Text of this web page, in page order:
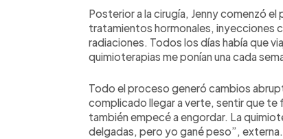
Posterior a la cirugía, Jenny comenzó
tratamientos hormonales, inyecciones
radiaciones. Todos los días había que
quimioterapias me ponían una cada
Todo el proceso generó cambios
complicado llegar a verte, sentir que te
también empecé a engordar. La
delgadas, pero yo gané peso”, externa.